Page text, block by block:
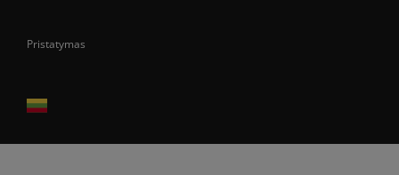
Pristatymas